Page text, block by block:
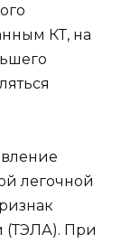
КТ, на
легочной
(ТЭЛА). При